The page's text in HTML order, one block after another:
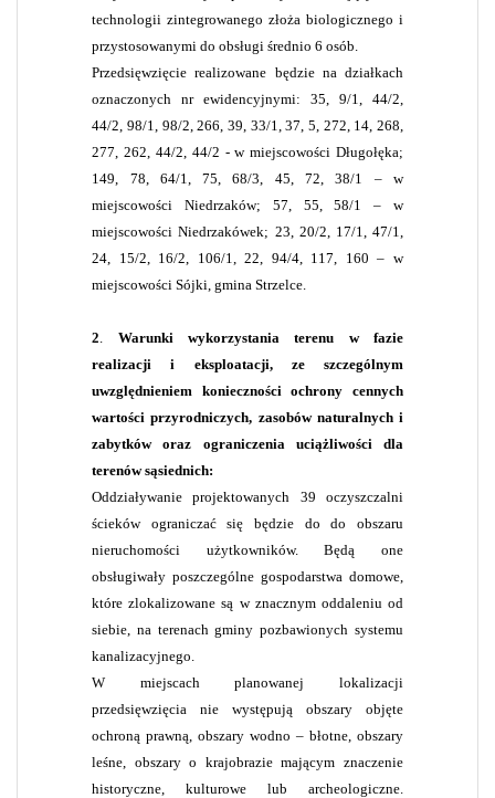
technologii zintegrowanego złoża biologicznego i
przystosowanymi do obsługi średnio 6 osób.
Przedsięwzięcie realizowane będzie na działkach
oznaczonych nr ewidencyjnymi: 35, 9/1, 44/2,
44/2, 98/1, 98/2, 266, 39, 33/1, 37, 5, 272, 14, 268,
277, 262, 44/2, 44/2 - w miejscowości Długołęka;
149, 78, 64/1, 75, 68/3, 45, 72, 38/1 – w
miejscowości Niedrzaków; 57, 55, 58/1 – w
miejscowości Niedrzakówek; 23, 20/2, 17/1, 47/1,
24, 15/2, 16/2, 106/1, 22, 94/4, 117, 160 – w
miejscowości Sójki, gmina Strzelce.
2 Warunki wykorzystania terenu w fazie
realizacji i eksploatacji, ze szczególnym
uwzględnieniem konieczności ochrony cennych
wartości przyrodniczych, zasobów naturalnych i
zabytków oraz ograniczenia uciążliwości dla
terenów sąsiednich:
Oddziaływanie projektowanych 39 oczyszczalni
ścieków ograniczać się będzie do do obszaru
nieruchomości użytkowników. Będą one
obsługiwały poszczególne gospodarstwa domowe,
które zlokalizowane są w znacznym oddaleniu od
siebie, na terenach gminy pozbawionych systemu
kanalizacyjnego.
W miejscach planowanej lokalizacji
przedsięwzięcia nie występują obszary objęte
ochroną prawną, obszary wodno – błotne, obszary
leśne, obszary o krajobrazie mającym znaczenie
historyczne, kulturowe lub archeologiczne.